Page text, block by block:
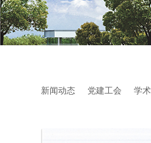
新闻动态 党建工会 学